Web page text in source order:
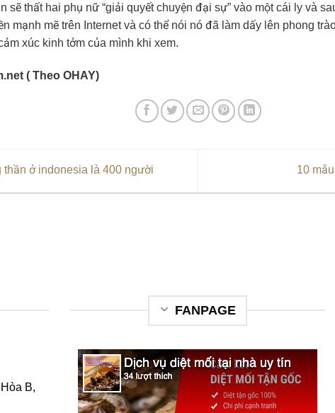
sẽ thất hai phụ nữ “giải quyết chuyện đại sự” vào một cái ly và
mạnh mẽ trên Internet và có thể nói nó đã làm dấy lên phong
xúc kinh tởm của mình khi xem.
( Theo OHAY)
thần ở indonesia là 400 người 10
B,
FANPAGE